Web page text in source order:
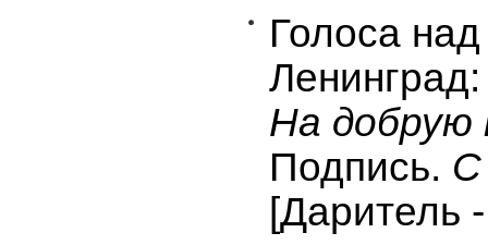
Голоса
На добрую
Подпись. С
[Даритель